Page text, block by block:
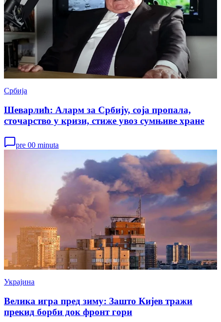
Србија
Шеварлић: Аларм за Србију, соја пропала,
сточарство у кризи, стиже увоз сумњиве хране
pre 00 minuta
Украјина
Велика игра пред зиму: Зашто Кијев тражи
прекид борби док фронт гори